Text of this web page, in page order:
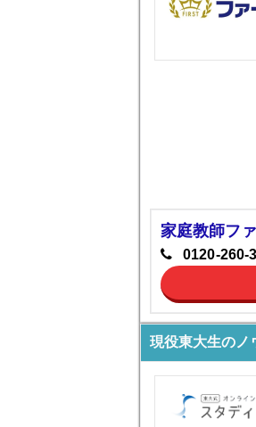
家庭教師フ
0120-260-
現役東大生のノ